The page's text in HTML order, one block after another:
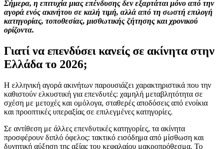
Σήμερα, η επιτυχία μιας επένδυσης δεν εξαρτάται μόνο από την
αγορά ενός ακινήτου σε καλή τιμή, αλλά από τη σωστή επιλογή
κατηγορίας, τοποθεσίας, μισθωτικής ζήτησης και χρονικού
ορίζοντα.
Γιατί να επενδύσει κανείς σε ακίνητα στην
Ελλάδα το 2026;
Η ελληνική αγορά ακινήτων παρουσιάζει χαρακτηριστικά που την
καθιστούν ελκυστική για επενδυτές: χαμηλή μεταβλητότητα σε
σχέση με μετοχές και ομόλογα, σταθερές αποδόσεις από ενοίκια
και προοπτικές υπεραξίας σε επιλεγμένες κατηγορίες.
Σε αντίθεση με άλλες επενδυτικές κατηγορίες, τα ακίνητα
προσφέρουν διπλό όφελος: τακτικό εισόδημα από μίσθωση και
δυνητική αύξηση της αξίας του κεφαλαίου μακροπρόθεσμα. Το